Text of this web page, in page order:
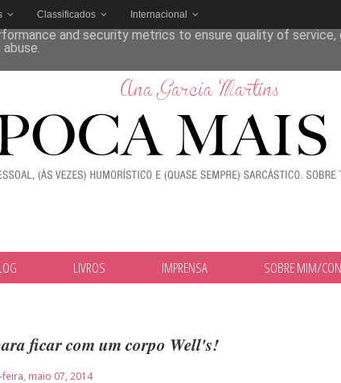
Classificados Internacional
LIVROS IMPRENSA SOBRE MIM/
ficar com um corpo Well's!
maio 07, 2014
its services and to analyze traffic. Your IP address
and security metrics to ensure quality of service,